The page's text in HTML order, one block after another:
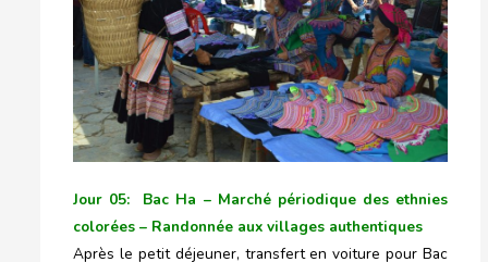
Jour 05: Bac Ha – Marché périodique des ethnies
colorées – Randonnée aux villages authentiques
Après le petit déjeuner, transfert en voiture pour Bac